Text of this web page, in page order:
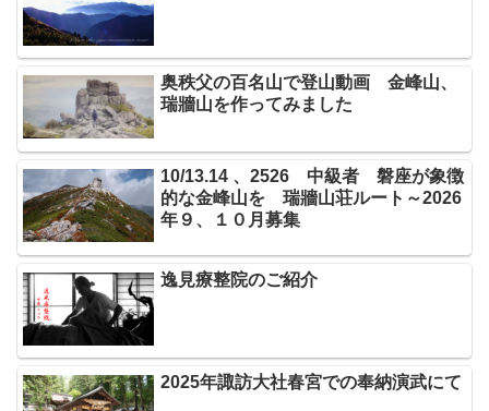
奥秩父の百名山で登山動画 金峰山、
瑞牆山を作ってみました
10/13.14 、2526 中級者 磐座が象徴
的な金峰山を 瑞牆山荘ルート～2026
年９、１０月募集
逸見療整院のご紹介
2025年諏訪大社春宮での奉納演武にて